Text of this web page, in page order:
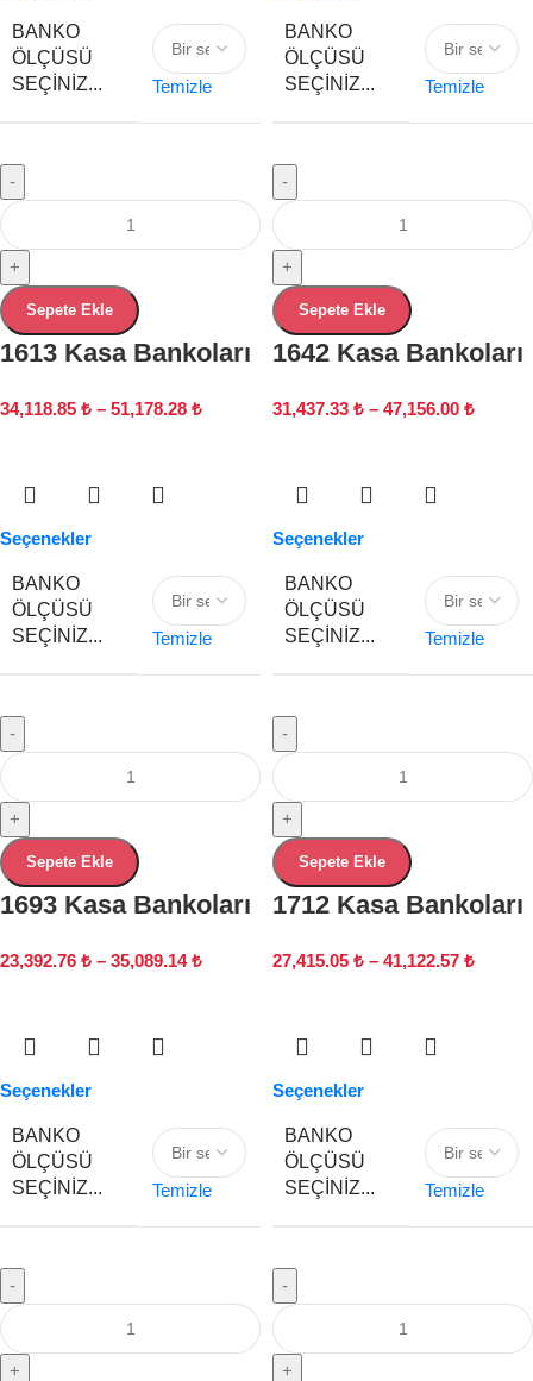
BANKO
ÖLÇÜSÜ
SEÇINIZ...
Temizle
-
+
Sepete Ekle
1613 Kasa Bankoları
34,118.85 ₺ – 51,178.28 ₺
BANKO
ÖLÇÜSÜ
SEÇINIZ...
Temizle
-
+
Sepete Ekle
1642 Kasa Bankoları
31,437.33 ₺ – 47,156.00 ₺
Seçenekler
BANKO
ÖLÇÜSÜ
SEÇINIZ...
Temizle
-
+
Sepete Ekle
1693 Kasa Bankoları
23,392.76 ₺ – 35,089.14₺
Seçenekler
BANKO
ÖLÇÜSÜ
SEÇINIZ...
Temizle
-
+
Sepete Ekle
1712 Kasa Bankoları
27,415.05 ₺ – 41,122.57 ₺
Seçenekler
BANKO
ÖLÇÜSÜ
SEÇINIZ...
Temizle
-
+
Seçenekler
BANKO
ÖLÇÜSÜ
SEÇINIZ...
Temizle
-
+